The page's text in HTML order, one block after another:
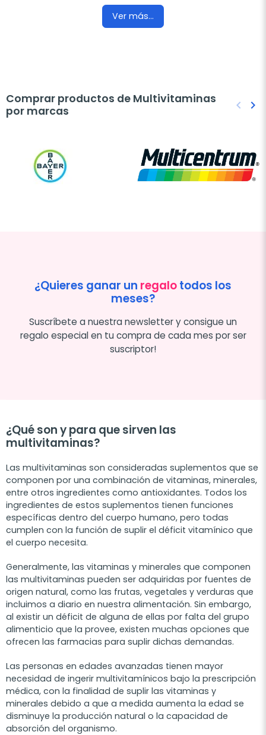
Ver más...
Comprar productos de Multivitaminas
por marcas
keyboard_arrow_left keyboard_arrow_right
¿Quieres ganar un regalotodos los
meses?
Suscríbete a nuestra newsletter y consigue un
regalo especial en tu compra de cada mes por ser
suscriptor!
¿Qué son y para que sirven las
multivitaminas?
Las multivitaminas son consideradas suplementos que se
componen por una combinación de vitaminas, minerales,
entre otros ingredientes como antioxidantes. Todos los
ingredientes de estos suplementos tienen funciones
específicas dentro del cuerpo humano, pero todas
cumplen con la función de suplir el déficit vitamínico que
el cuerpo necesita.
Generalmente, las vitaminas y minerales que componen
las multivitaminas pueden ser adquiridas por fuentes de
origen natural, como las frutas, vegetales y verduras que
incluimos a diario en nuestra alimentación. Sin embargo,
al existir un déficit de alguna de ellas por falta del grupo
alimenticio que la provee, existen muchas opciones que
ofrecen las farmacias para suplir dichas demandas.
Las personas en edades avanzadas tienen mayor
necesidad de ingerir multivitamínicos bajo la prescripción
médica, con la finalidad de suplir las vitaminas y
minerales debido a que a medida aumenta la edad se
disminuye la producción natural o la capacidad de
absorción del organismo.